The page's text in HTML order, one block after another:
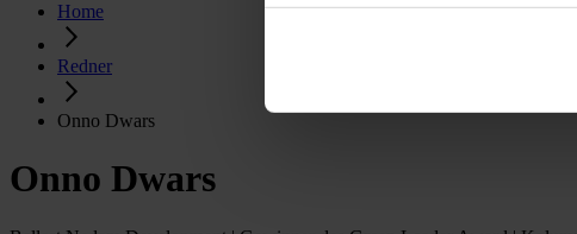
Home
Redner
Onno Dwars
Onno Dwars